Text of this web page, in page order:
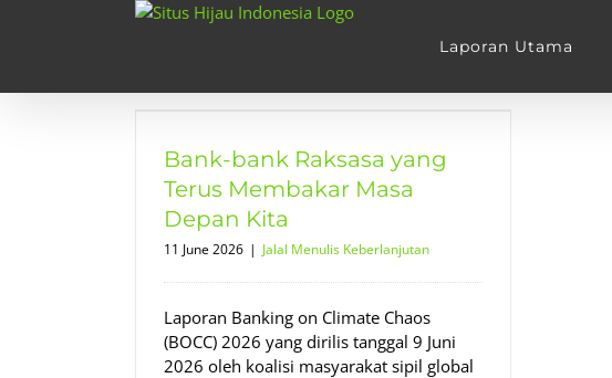
Laporan Utama
Bank-bank Raksasa yang
Terus Membakar Masa
Depan Kita
11 June 2026 | Jalal Menulis Keberlanjutan
Laporan Banking on Climate Chaos
(BOCC) 2026 yang dirilis tanggal 9 Juni
2026 oleh koalisi masyarakat sipil global